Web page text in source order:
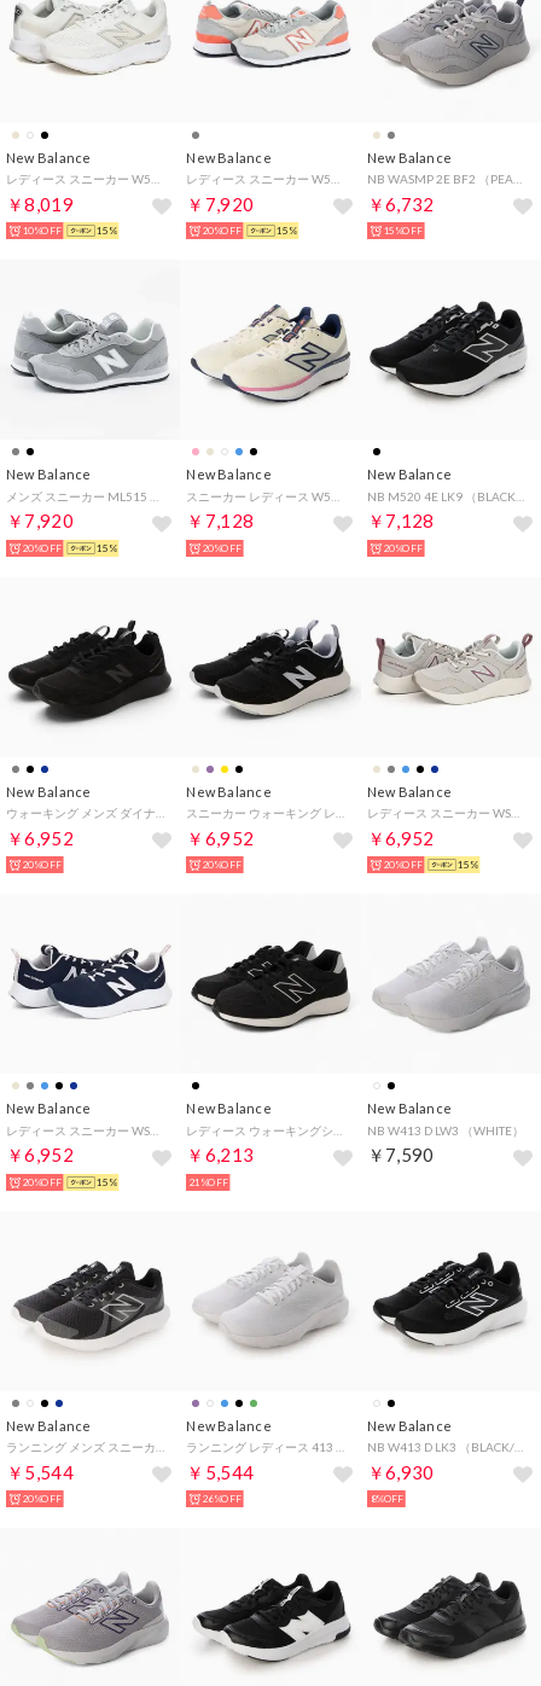
New Balance
￥8,019
10%OFF 15%
New Balance
￥7,920
20%OFF 15%
New Balance
￥6,732
15%OFF
New Balance
￥7,920
20%OFF 15%
New Balance
￥7,128
20%OFF
New Balance
￥7,128
20%OFF
New Balance
￥6,952
20%OFF
New Balance
￥6,952
20%OFF
New Balance
レディース スニーカー WSMP 13I ダイナソフト NB サンファー ティンバーウルフ 幅広 運動靴 ウォーキング （ティンバーウルフ(13I)）
￥6,952
20%OFF 15%
New Balance
￥6,952
20%OFF 15%
New Balance
￥6,213
21%OFF
New Balance
NB W413 D LW3 （WHITE）
￥7,590
New Balance
￥5,544
20%OFF
New Balance
￥5,544
26%OFF
New Balance
NB W413 D LK3 （BLACK/WHITE）
￥6,930
8%OFF